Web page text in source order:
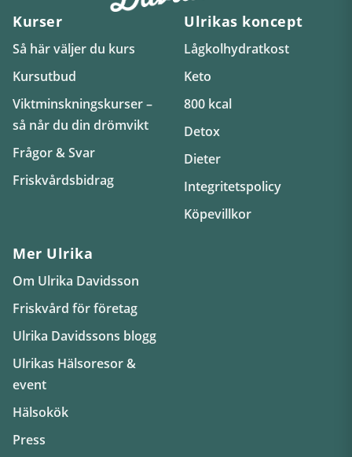
Kurser
Så här väljer du kurs
Kursutbud
Viktminskningskurser –
så når du din drömvikt
Frågor & Svar
Friskvårdsbidrag
Ulrikas koncept
Lågkolhydratkost
Keto
800 kcal
Detox
Dieter
Integritetspolicy
Köpevillkor
Mer Ulrika
Om Ulrika Davidsson
Friskvård för företag
Ulrika Davidssons blogg
Ulrikas Hälsoresor &
event
Hälsokök
Press